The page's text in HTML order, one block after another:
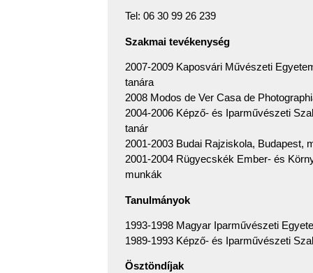
Tel: 06 30 99 26 239
Szakmai tevékenység
2007-2009 Kaposvári Művészeti
tanára
2008 Modos de Ver Casa de
2004-2006 Képző- és Iparművészeti
tanár
2001-2003 Budai Rajziskola, Budapest,
2001-2004 Rügyecskék Ember- és
munkák
Tanulmányok
1993-1998 Magyar Iparművészeti
1989-1993 Képző- és Iparművészeti
Ösztöndíjak